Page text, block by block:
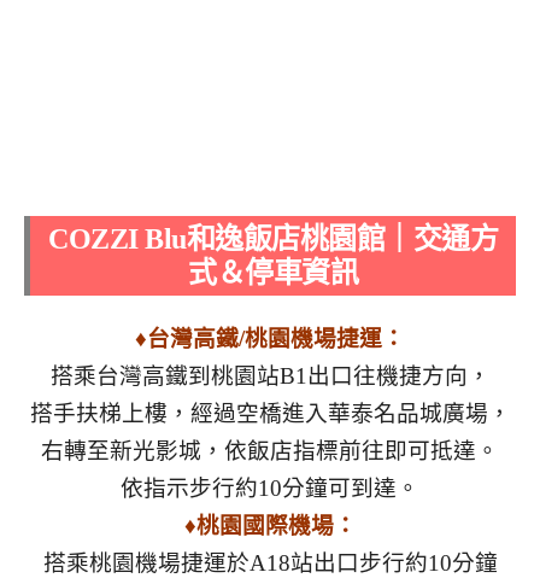
COZZI Blu和逸飯店桃園館｜交通方
式＆停車資訊
♦台灣高鐵/桃園機場捷運：
搭乘台灣高鐵到桃園站B1出口往機捷方向，
搭手扶梯上樓，經過空橋進入華泰名品城廣場，
右轉至新光影城，依飯店指標前往即可抵達。
依指示步行約10分鐘可到達。
♦桃園國際機場：
搭乘桃園機場捷運於A18站出口步行約10分鐘